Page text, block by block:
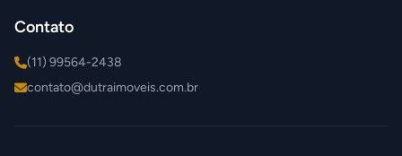
Contato
(11) 99564-2438
contato@dutraimoveis.com.br